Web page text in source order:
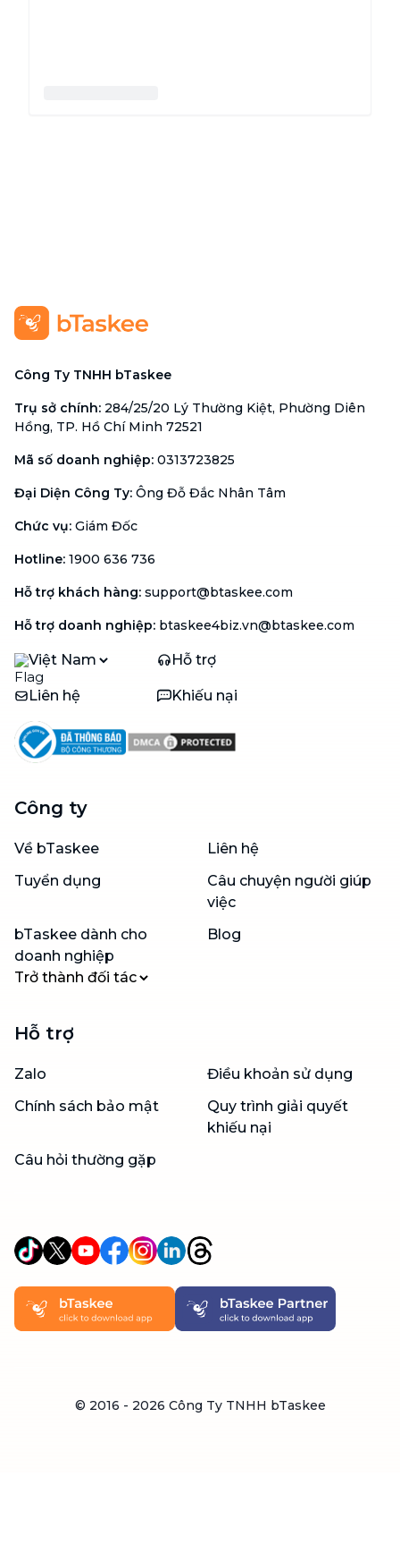
Công Ty TNHH bTaskee
Trụ sở chính: 284/25/20 Lý Thường Kiệt, Phường Diên
Hồng, TP. Hồ Chí Minh 72521
Mã số doanh nghiệp: 0313723825
Đại Diện Công Ty: Ông Đỗ Đắc Nhân Tâm
Chức vụ: Giám Đốc
Hotline: 1900 636 736
Hỗ trợ khách hàng: support@btaskee.com
Hỗ trợ doanh nghiệp: btaskee4biz.vn@btaskee.com
Việt Nam Hỗ trợ
Liên hệ Khiếu nại
Công ty
Về bTaskee
Liên hệ
Tuyển dụng
Câu chuyện người giúp
việc
bTaskee dành cho
doanh nghiệp
Blog
Trở thành đối tác
Hỗ trợ
Zalo
Điều khoản sử dụng
Chính sách bảo mật
Quy trình giải quyết
khiếu nại
Câu hỏi thường gặp
© 2016 - 2026 Công Ty TNHH bTaskee